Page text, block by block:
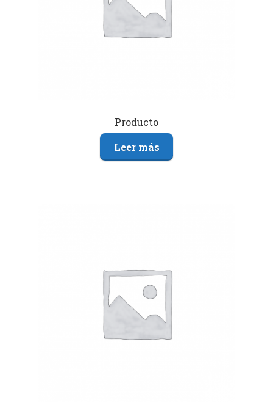
Producto
Leer más